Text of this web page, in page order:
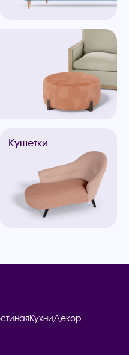
Кушетки
КухниДекор